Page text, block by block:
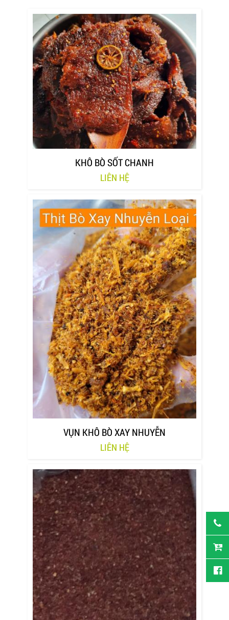
KHÔ BÒ SỐT CHANH
LIÊN HỆ
VỤN KHÔ BÒ XAY NHUYỄN
LIÊN HỆ